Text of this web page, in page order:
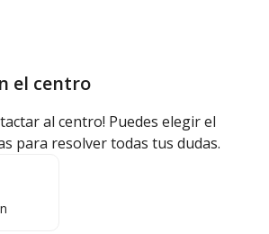
el centro
al centro! Puedes elegir el
para resolver todas tus dudas.